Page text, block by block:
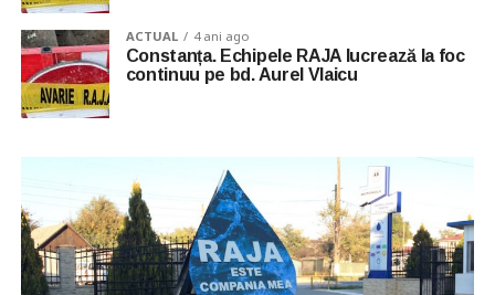
ACTUAL 4 ani ago
Constanța. Echipele RAJA lucrează la foc
continuu pe bd. Aurel Vlaicu